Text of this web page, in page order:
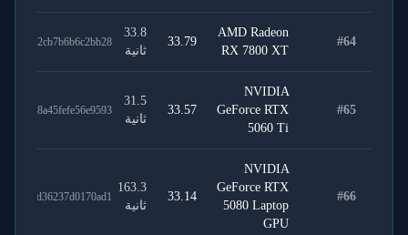
#64
AMD Radeon
RX 7800 XT
33.79
33.8
ثانية
ab588a2cb7b6b6c2bb28
#65
NVIDIA
GeForce RTX
5060 Ti
33.57
31.5
ثانية
208098a45fefe56e9593
#66
NVIDIA
GeForce RTX
5080 Laptop
GPU
33.14
163.3
ثانية
ac9cc8d36237d0170ad1